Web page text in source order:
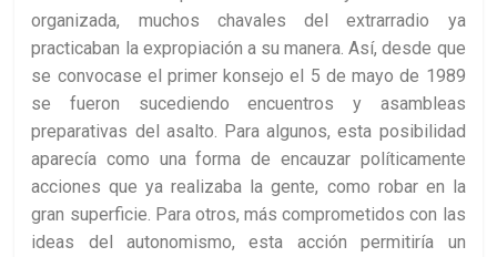
organizada, muchos chavales del extrarradio ya
practicaban la expropiación a su manera. Así, desde que
se convocase el primer konsejo el 5 de mayo de 1989
se fueron sucediendo encuentros y asambleas
preparativas del asalto. Para algunos, esta posibilidad
aparecía como una forma de encauzar políticamente
acciones que ya realizaba la gente, como robar en la
gran superficie. Para otros, más comprometidos con las
ideas del autonomismo, esta acción permitiría un